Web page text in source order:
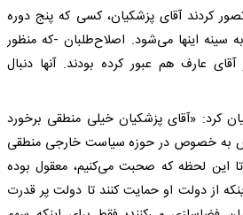
کردند آقای پزشکیان، کسی که پنج دوره
سینه اینها می‌شود. اصلاح‌طلبان -که منظور
عارف هم عبور کرده بودند. آنها دنبال
کرد: «آقای پزشکیان خیلی منطقی برخورد
به خصوص در حوزه سیاست خارجی منطقی
این لحظه که صحبت می‌کنیم، معقول بوده
از دولت او حمایت کنند تا دولت پر قدرت